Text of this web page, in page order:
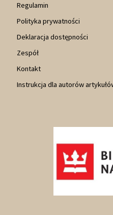
Regulamin
Polityka prywatności
Deklaracja dostępności
Zespół
Kontakt
Instrukcja dla autorów